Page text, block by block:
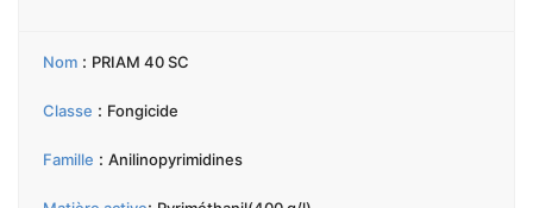
Nom : PRIAM 40 SC
Classe : Fongicide
Famille : Anilinopyrimidines